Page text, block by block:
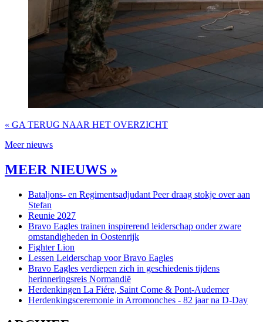
« GA TERUG NAAR HET OVERZICHT
Meer nieuws
MEER NIEUWS »
Bataljons- en Regimentsadjudant Peer draag stokje over aan
Stefan
Reunie 2027
Bravo Eagles trainen inspirerend leiderschap onder zware
omstandigheden in Oostenrijk
Fighter Lion
Lessen Leiderschap voor Bravo Eagles
Bravo Eagles verdiepen zich in geschiedenis tijdens
herinneringsreis Normandië
Herdenkingen La Fiére, Saint Come & Pont-Audemer
Herdenkingsceremonie in Arromonches - 82 jaar na D-Day